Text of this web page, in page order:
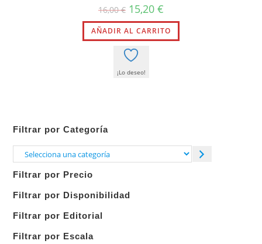
16,00€ El
precio
original
era:
16,00 €.
15,20 €
actual
es:
15,20 €.
AÑADIR AL CARRITO
¡Lo deseo!
Filtrar por Categoría
Selecciona
categoría
Filtrar por Precio
Filtrar por Disponibilidad
Filtrar por Editorial
Filtrar por Escala